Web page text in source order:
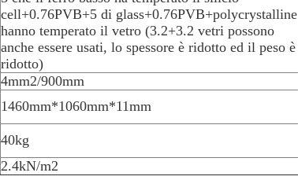
cell+0.76PVB+5 di glass+0.76PVB+polycrystalline
hanno temperato il vetro (3.2+3.2 vetri possono
anche essere usati, lo spessore è ridotto ed il peso è
ridotto)
4mm2/900mm
1460mm*1060mm*11mm
40kg
2.4kN/m2